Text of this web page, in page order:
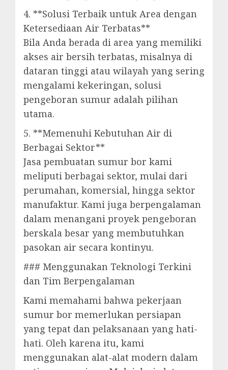
4. **Solusi Terbaik untuk Area dengan
Ketersediaan Air Terbatas**
Bila Anda berada di area yang memiliki
akses air bersih terbatas, misalnya di
dataran tinggi atau wilayah yang sering
mengalami kekeringan, solusi
pengeboran sumur adalah pilihan
utama.
5. **Memenuhi Kebutuhan Air di
Berbagai Sektor**
Jasa pembuatan sumur bor kami
meliputi berbagai sektor, mulai dari
perumahan, komersial, hingga sektor
manufaktur. Kami juga berpengalaman
dalam menangani proyek pengeboran
berskala besar yang membutuhkan
pasokan air secara kontinyu.
### Menggunakan Teknologi Terkini
dan Tim Berpengalaman
Kami memahami bahwa pekerjaan
sumur bor memerlukan persiapan
yang tepat dan pelaksanaan yang hati-
hati. Oleh karena itu, kami
menggunakan alat-alat modern dalam